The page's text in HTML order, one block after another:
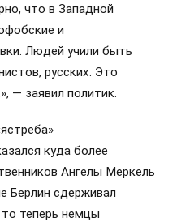
что в Западной
и
Людей учили быть
русских. Это
— заявил политик.
куда более
Ангелы Меркель
Берлин сдерживал
теперь немцы